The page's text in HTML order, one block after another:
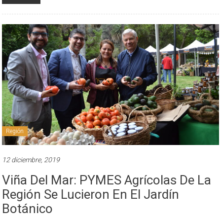
Región
12 diciembre, 2019
Viña Del Mar: PYMES Agrícolas De La
Región Se Lucieron En El Jardín
Botánico